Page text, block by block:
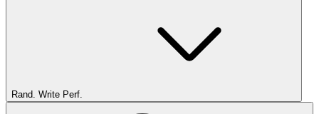
Rand. Write Perf.